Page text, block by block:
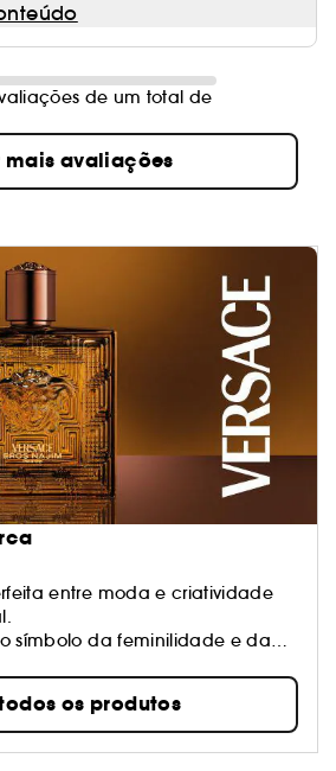
de um total de
mais avaliações
entre moda e criatividade
símbolo da feminilidade e da
a um estilo único, fusão
neoclássica e do gosto moderno.
sofisticados e exuberantes e
único e espírito inovador, que
de hoje: dinâmica, segura de
os produtos